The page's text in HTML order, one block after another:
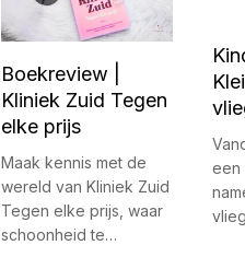
Boekreview |
Kliniek Zuid Tegen
elke prijs
Maak kennis met de
wereld van Kliniek Zuid
Tegen elke prijs, waar
schoonheid te…
een